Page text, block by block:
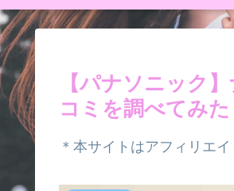
【パナソニック
コミを調べてみた
＊本サイトはアフィリエ